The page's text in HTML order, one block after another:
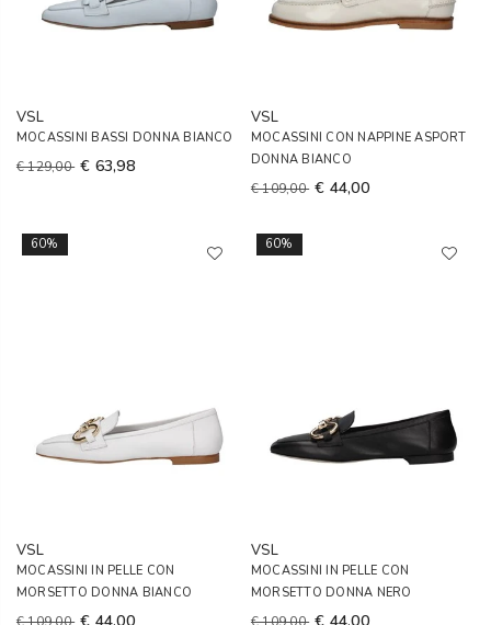
VSL
MOCASSINI BASSI DONNA BIANCO
€ 129,00 € 63,98
VSL
MOCASSINI CON NAPPINE ASPORT
DONNA BIANCO
€ 109,00 € 44,00
60%
VSL
MOCASSINI IN PELLE CON
MORSETTO DONNA BIANCO
60%
VSL
MOCASSINI IN PELLE CON
MORSETTO DONNA NERO